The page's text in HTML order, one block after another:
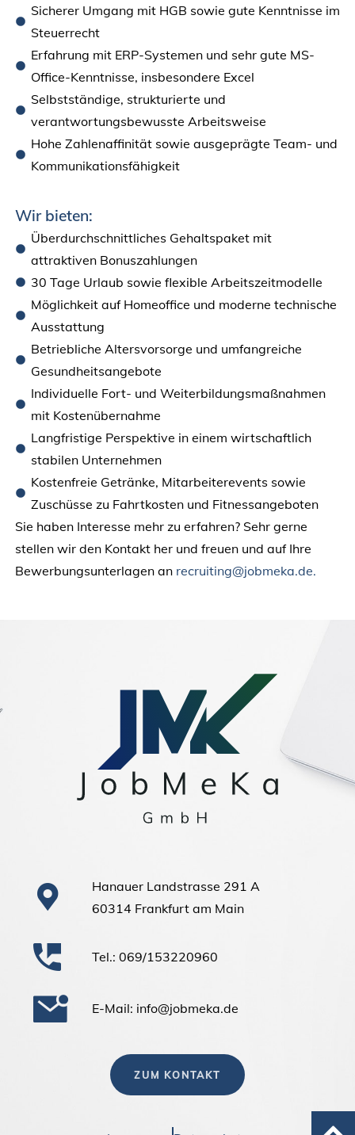
Sicherer Umgang mit HGB sowie gute Kenntnisse im
Steuerrecht
Erfahrung mit ERP-Systemen und sehr gute MS-
Office-Kenntnisse, insbesondere Excel
Selbstständige, strukturierte und
verantwortungsbewusste Arbeitsweise
Hohe Zahlenaffinität sowie ausgeprägte Team- und
Kommunikationsfähigkeit
Wir bieten:
Überdurchschnittliches Gehaltspaket mit
attraktiven Bonuszahlungen
30 Tage Urlaub sowie flexible Arbeitszeitmodelle
Möglichkeit auf Homeoffice und moderne technische
Ausstattung
Betriebliche Altersvorsorge und umfangreiche
Gesundheitsangebote
Individuelle Fort- und Weiterbildungsmaßnahmen
mit Kostenübernahme
Langfristige Perspektive in einem wirtschaftlich
stabilen Unternehmen
Kostenfreie Getränke, Mitarbeiterevents sowie
Zuschüsse zu Fahrtkosten und Fitnessangeboten
Sie haben Interesse mehr zu erfahren? Sehr gerne
stellen wir den Kontakt her und freuen und auf Ihre
Bewerbungsunterlagen an recruiting@jobmeka.de.
Hanauer Landstrasse 291 A
60314 Frankfurt am Main
Tel.: 069/153220960
E-Mail: info@jobmeka.de
ZUM KONTAKT